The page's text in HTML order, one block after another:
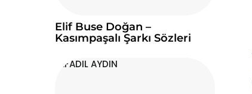
Elif Buse Doğan –
Kasımpaşalı Şarkı Sözleri